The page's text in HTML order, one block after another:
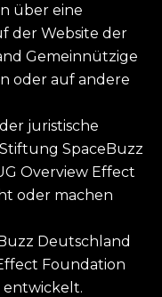
über eine
der Website der
Gemeinnützige
oder auf andere
juristische
SpaceBuzz
Overview Effect
oder machen
Deutschland
Foundation
entwickelt.